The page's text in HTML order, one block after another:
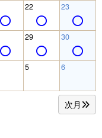
22 23
29 30
5 6
次月